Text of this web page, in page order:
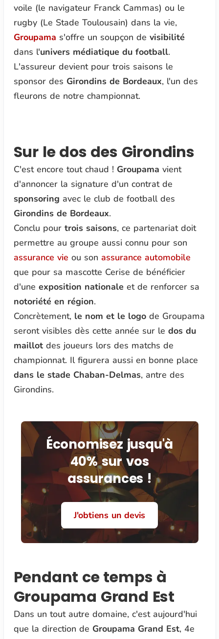
voile (le navigateur Franck Cammas) ou le
rugby (Le Stade Toulousain) dans la vie,
Groupama s'offre un soupçon de visibilité
dans l'univers médiatique du football.
L'assureur devient pour trois saisons le
sponsor des Girondins de Bordeaux, l'un des
fleurons de notre championnat.
Sur le dos des Girondins
C'est encore tout chaud ! Groupama vient
d'annoncer la signature d'un contrat de
sponsoring avec le club de football des
Girondins de Bordeaux.
Conclu pour trois saisons, ce partenariat doit
permettre au groupe aussi connu pour son
assurance vie ou son assurance automobile
que pour sa mascotte Cerise de bénéficier
d'une exposition nationale et de renforcer sa
notoriété en région.
Concrètement, le nom et le logode Groupama
seront visibles dès cette année sur le dos du
maillotdes joueurs lors des matchs de
championnat. Il figurera aussi en bonne place
dans le stade Chaban-Delmas, antre des
Girondins.
Économisez jusqu'à
40% sur vos
assurances !
J'obtiens un devis
Pendant ce temps à
Groupama Grand Est
Dans un tout autre domaine, c'est aujourd'hui
que la direction de Groupama Grand Est, 4e